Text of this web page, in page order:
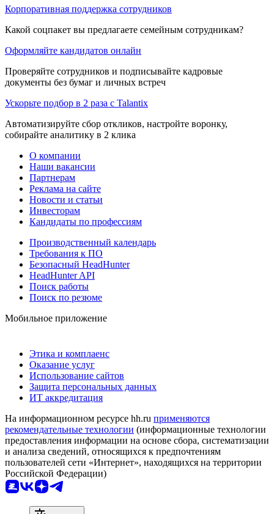
Корпоративная поддержка сотрудников
Какой соцпакет вы предлагаете семейным сотрудникам?
Оформляйте кандидатов онлайн
Проверяйте сотрудников и подписывайте кадровые
документы без бумаг и личных встреч
Ускорьте подбор в 2 раза с Talantix
Автоматизируйте сбор откликов, настройте воронку,
собирайте аналитику в 2 клика
О компании
Наши вакансии
Партнерам
Реклама на сайте
Новости и статьи
Инвесторам
Кандидаты по профессиям
Производственный календарь
Требования к ПО
Безопасный HeadHunter
HeadHunter API
Поиск работы
Поиск по резюме
Мобильное приложение
Этика и комплаенс
Оказание услуг
Использование сайтов
Защита персональных данных
ИТ аккредитация
На информационном ресурсе hh.ru применяются
рекомендательные технологии (информационные технологии
предоставления информации на основе сбора, систематизации
и анализа сведений, относящихся к предпочтениям
пользователей сети «Интернет», находящихся на территории
Российской Федерации)